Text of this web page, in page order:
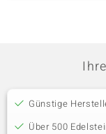
Günstige
Über 500